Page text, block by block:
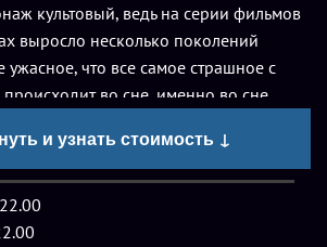
культовый, ведь на серии фильмов
выросло несколько поколений
ужасное, что все самое страшное с
во сне, именно во сне
пятерней вместо обычной руки.
тебя!» - так звучит жутковатая
пользовались детишки с улицы
и узнать стоимость ↓